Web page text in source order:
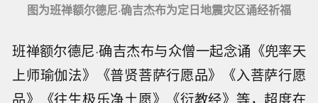
图为班禅额尔德尼·确吉杰布为定日地震灾区诵经祈福
班禅额尔德尼·确吉杰布与众僧一起念诵《兜率天
上师瑜伽法》《普贤菩萨行愿品》《入菩萨行愿
品》《往生极乐净土愿》《衍教经》等，超度在